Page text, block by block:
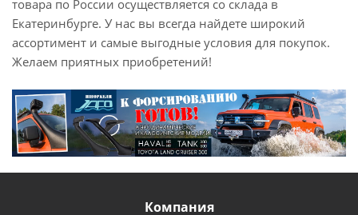
товара по России осуществляется со склада в
Екатеринбурге. У нас вы всегда найдете широкий
ассортимент и самые выгодные условия для покупок.
Желаем приятных приобретений!
Компания